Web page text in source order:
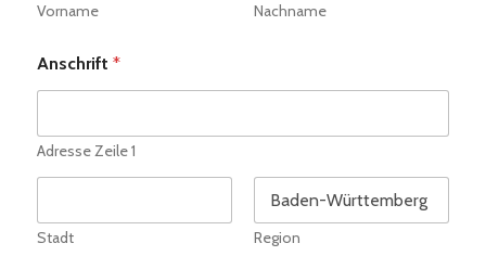
Vorname Nachname
Anschrift *
Adresse Zeile 1
Stadt Region